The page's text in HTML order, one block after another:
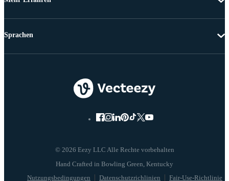
© 2026 Eezy LLC Alle Rechte vorbehalten
Nutzungsbedingungen Datenschutzrichlinien Fair-Use-Richtlinie
Sprachen